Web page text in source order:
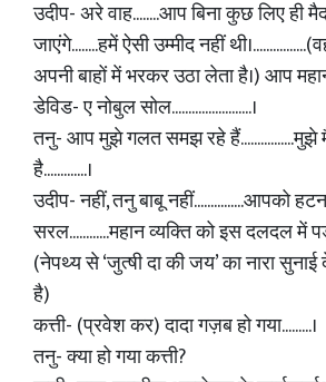
उदीप- अरे वाह........आप बिना कुछ लिए ही
जाएंगे........हमें ऐसी उम्मीद नहीं
अपनी बाहों में भरकर उठा लेता है।) आप
डेविड- ए नोबुल सोल........................।
तनु- आप मुझे गलत समझ रहे हैं................मुझे
है.............।
उदीप- नहीं, तनु बाबू नहीं...............आपको
सरल............महान व्यक्ति को इस दलदल में
(नेपथ्य से ‘जुत्षी दा की जय’ का नारा
है)
कत्ती- (प्रवेश कर) दादा गज़ब हो गया.........।
तनु- क्या हो गया कत्ती?